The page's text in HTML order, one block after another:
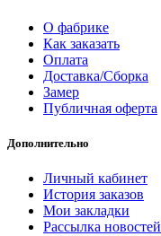
О фабрике
Как заказать
Оплата
Доставка/Сборка
Замер
Публичная оферта
Дополнительно
Личный кабинет
История заказов
Мои закладки
Рассылка новостей